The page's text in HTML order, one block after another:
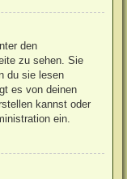
den
zu sehen. Sie
du sie lesen
es von deinen
kannst oder
ein.